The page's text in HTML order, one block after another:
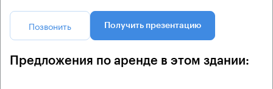
Позвонить Получить презентацию
Предложения по аренде в этом здании: